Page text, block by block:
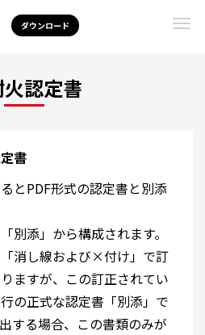
ダウンロード
認定書
書
とPDF形式の認定書と別添
別添」から構成されます。
「消し線および×付け」で訂
ますが、この訂正されてい
の正式な認定書「別添」で
する場合、この書類のみが